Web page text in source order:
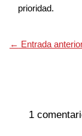
prioridad.
← Entrada
1